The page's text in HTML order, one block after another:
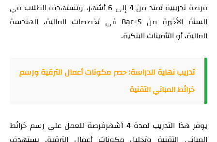
فرصة تدريبية تمتد من 4 إلى 6 أشهر، وتستهدف الطلاب في
السنة الأخيرة من Bac+5 في تخصصات المالية، الهندسة
المالية، أو التأمينات البنكية.
تدريب نهاية الدراسة: حصر مكونات أعمال الترقية ورسم
خرائط المباني التقنية
يوفر هذا التدريب لمدة 4 أشهرفرصة للعمل على رسم خرائط